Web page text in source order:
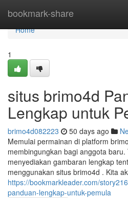
bookmark-share
Home
Home
1
situs brimo4d
Lengkap untuk
brimo4d082223 50 days ago
Memulai permainan di platform
membingungkan bagi anggota
menyediakan gambaran lengkap
menggunakan situs brimo4d . Kita
https://bookmarkleader.com/
panduan-lengkap-untuk-pemula